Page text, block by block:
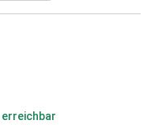
erreichbar